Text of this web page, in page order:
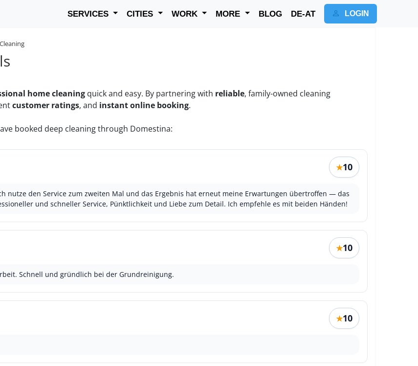
SERVICES CITIES WORK MORE BLOG DE-AT LOGIN
home cleaning quick and easy. By partnering with reliable, family-owned cleaning
customer ratings, and instant online booking.
booked deep cleaning through Domestina:
★10
nutze den Service zum zweiten Mal und das Ergebnis hat erneut meine Erwartungen übertroffen — das
und schneller Service, Pünktlichkeit und Liebe zum Detail. Ich empfehle es mit beiden Händen!
★10
Schnell und gründlich bei der Grundreinigung.
★10